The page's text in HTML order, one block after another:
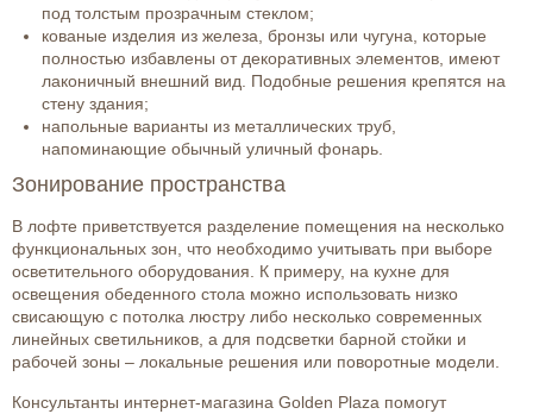
под толстым прозрачным стеклом;
кованые изделия из железа, бронзы или чугуна, которые
полностью избавлены от декоративных элементов, имеют
лаконичный внешний вид. Подобные решения крепятся на
стену здания;
напольные варианты из металлических труб,
напоминающие обычный уличный фонарь.
Зонирование пространства
В лофте приветствуется разделение помещения на несколько
функциональных зон, что необходимо учитывать при выборе
осветительного оборудования. К примеру, на кухне для
освещения обеденного стола можно использовать низко
свисающую с потолка люстру либо несколько современных
линейных светильников, а для подсветки барной стойки и
рабочей зоны – локальные решения или поворотные модели.
Консультанты интернет-магазина Golden Plaza помогут